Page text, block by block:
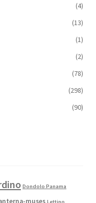
(4)
(13)
(1)
(2)
(78)
(298)
(90)
Dondolo Panama
muses Lettino